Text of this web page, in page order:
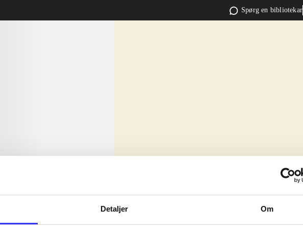
Detaljer Om
Spørg en bibliotekar
sit amet ...
sit amet ...